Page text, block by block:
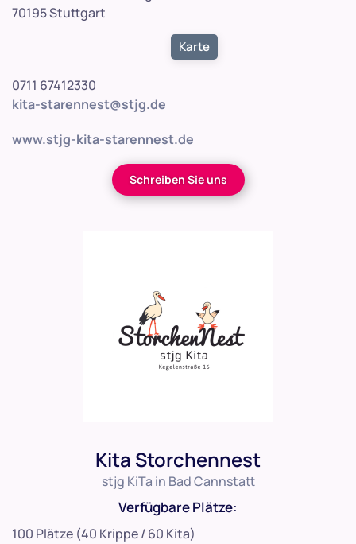
70195 Stuttgart
Karte
0711 67412330
kita-starennest@stjg.de
www.stjg-kita-starennest.de
Schreiben Sie uns
Kita Storchennest
stjg KiTa in Bad Cannstatt
Verfügbare Plätze:
100 Plätze (40 Krippe / 60 Kita)